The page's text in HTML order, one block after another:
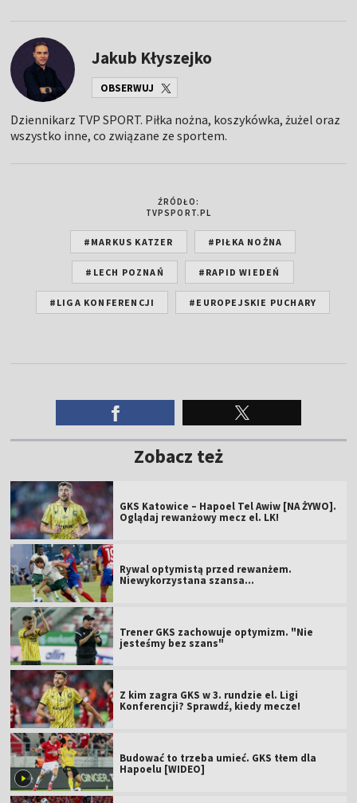
Jakub Kłyszejko
OBSERWUJ
Dziennikarz TVP SPORT. Piłka nożna, koszykówka, żużel oraz
wszystko inne, co związane ze sportem.
ŹRÓDŁO:
TVPSPORT.PL
#MARKUS KATZER #PIŁKA NOŻNA
#LECH POZNAŃ #RAPID WIEDEŃ
#LIGA KONFERENCJI #EUROPEJSKIE PUCHARY
Zobacz też
GKS Katowice – Hapoel Tel Awiw [NA ŻYWO].
Oglądaj rewanżowy mecz el. LK!
Rywal optymistą przed rewanżem.
Niewykorzystana szansa...
Trener GKS zachowuje optymizm. "Nie
jesteśmy bez szans"
Z kim zagra GKS w 3. rundzie el. Ligi
Konferencji? Sprawdź, kiedy mecze!
Budować to trzeba umieć. GKS tłem dla
Hapoelu [WIDEO]